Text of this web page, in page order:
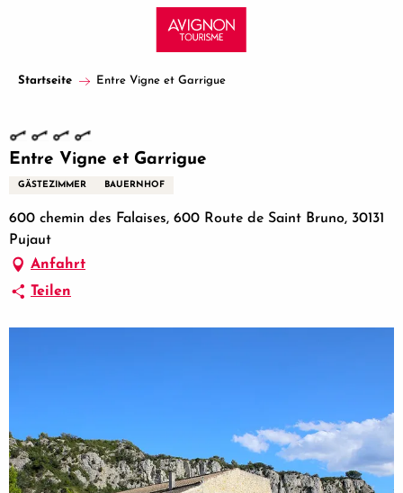
principal
Startseite Entre Vigne et Garrigue
Entre Vigne et Garrigue
GÄSTEZIMMER BAUERNHOF
600 chemin des Falaises, 600 Route de Saint Bruno, 30131
Pujaut
Anfahrt
Teilen